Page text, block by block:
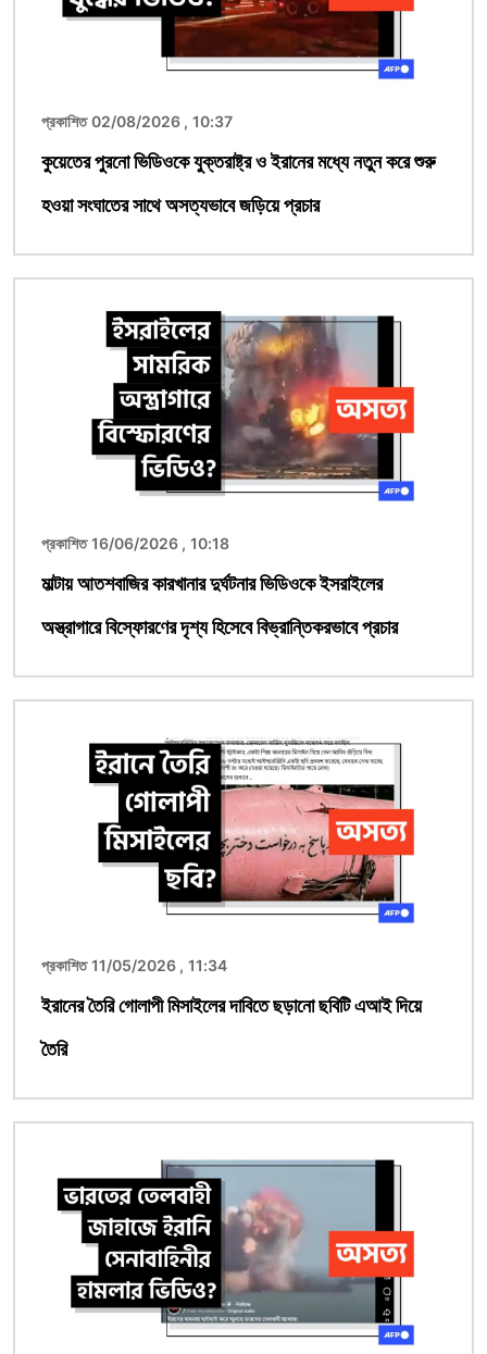
প্রকাশিত 02/08/2026 , 10:37
কুয়েতের পুরনো ভিডিওকে যুক্তরাষ্ট্র ও ইরানের মধ্যে নতুন করে শুরু
হওয়া সংঘাতের সাথে অসত্যভাবে জড়িয়ে প্রচার
প্রকাশিত 16/06/2026 , 10:18
মাল্টায় আতশবাজির কারখানার দুর্ঘটনার ভিডিওকে ইসরাইলের
অস্ত্রাগারে বিস্ফোরণের দৃশ্য হিসেবে বিভ্রান্তিকরভাবে প্রচার
প্রকাশিত 11/05/2026 , 11:34
ইরানের তৈরি গোলাপী মিসাইলের দাবিতে ছড়ানো ছবিটি এআই দিয়ে
তৈরি